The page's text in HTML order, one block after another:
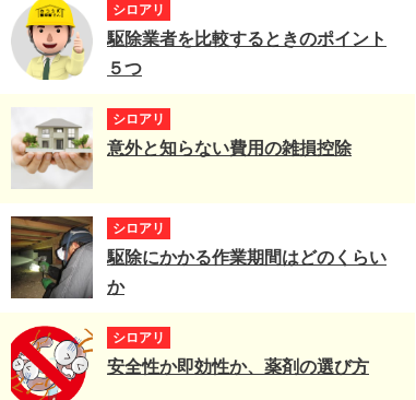
シロアリ
駆除業者を比較するときのポイント
５つ
シロアリ
意外と知らない費用の雑損控除
シロアリ
駆除にかかる作業期間はどのくらい
か
シロアリ
安全性か即効性か、薬剤の選び方